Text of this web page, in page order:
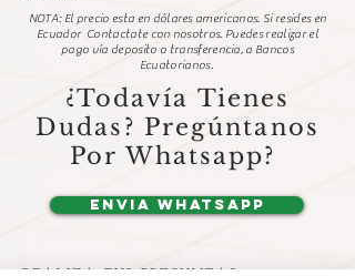
NOTA: El precio esta en dólares americanos. Si resides en
Ecuador Contactate con nosotros. Puedes realizar el
pago vía deposito o transferencia, a Bancos
Ecuatorianos.
¿Todavía Tienes
Dudas? Pregúntanos
Por Whatsapp?
eNVIA whatsapp